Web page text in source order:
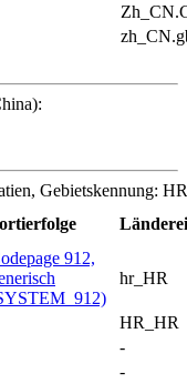
Gebietskennung: HR
912,
hr_HR
HR_HR
-
-